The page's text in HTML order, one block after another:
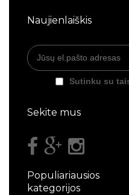
Naujienlaiškis
Sutinku su
Sekite mus
Populiariausios
kategorijos